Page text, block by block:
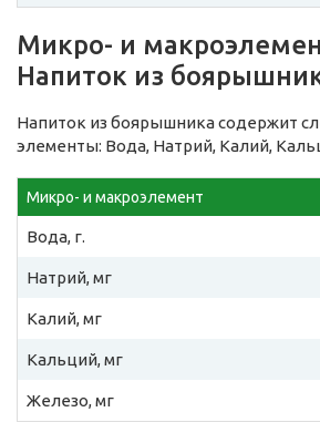
Микро- и
Напиток из
Напиток из боярышника содержит
элементы: Вода, Натрий, Калий,
Микро- и макроэлемент
Вода, г.
Натрий, мг
Калий, мг
Кальций, мг
Железо, мг